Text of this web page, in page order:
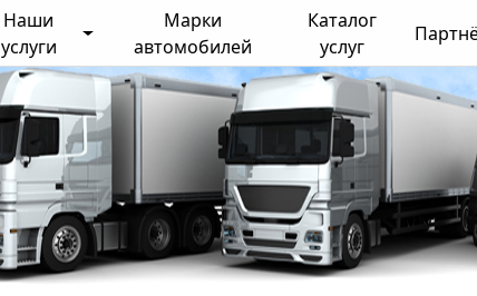
Наши
услуги
Марки
автомобилей
Каталог
услуг